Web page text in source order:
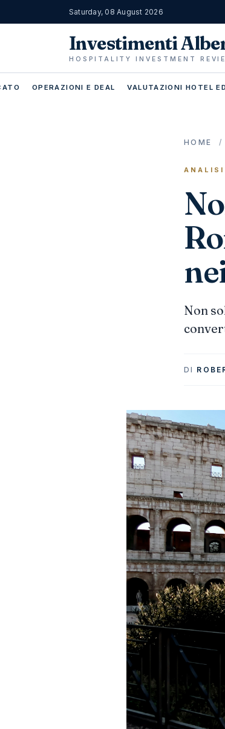
Saturday, 08 August 2026
Investimenti
HOSPITALITY INVESTMENT
OPERAZIONI E DEAL VALUTAZIONI HOTEL
HOME /
Non
DI